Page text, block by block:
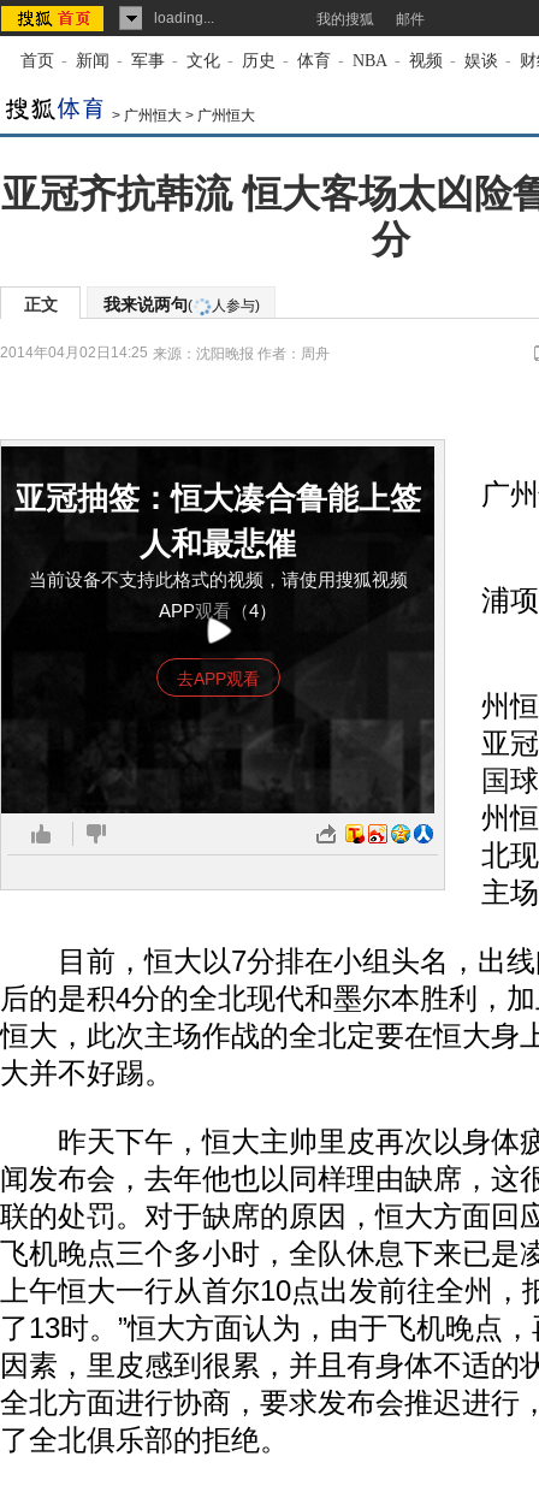
loading... 我的搜狐 邮件
首页 - 新闻 - 军事 - 文化 - 历史 - 体育 - NBA - 视频 - 娱谈 -
> 广州恒大 > 广州恒大
亚冠齐抗韩流 恒大客场太凶险
分
正文 我来说两句( 人参与)
2014年04月02日14:25 来源： 沈阳晚报 作者：周舟
亚冠抽签：恒大凑合鲁能上签
人和最悲催
当前设备不支持此格式的视频，请使用搜狐视频
APP观看（4）
去APP观看
广
浦
州
亚
国
州
北
主
目前，恒大以7分排在小组头名，出线
后的是积4分的全北现代和墨尔本胜利，
恒大，此次主场作战的全北定要在恒大身
大并不好踢。
昨天下午，恒大主帅里皮再次以身体
闻发布会，去年他也以同样理由缺席，这
联的处罚。对于缺席的原因，恒大方面回
飞机晚点三个多小时，全队休息下来已是
上午恒大一行从首尔10点出发前往全州，
了13时。”恒大方面认为，由于飞机晚点
因素，里皮感到很累，并且有身体不适的
全北方面进行协商，要求发布会推迟进行
了全北俱乐部的拒绝。